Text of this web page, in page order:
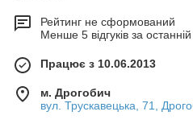
Рейтинг не сформований
Менше 5 відгуків за останній
Працює з 10.06.2013
м. Дрогобич
вул. Трускавецька, 71,